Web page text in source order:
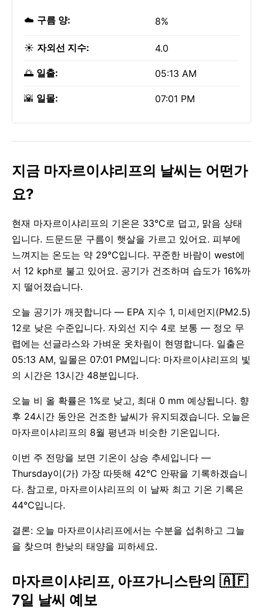
☁️ 구름 양: 8%
☀️ 자외선 지수: 4.0
🌅 일출: 05:13 AM
🌇 일몰: 07:01 PM
지금 마자르이샤리프의 날씨는 어떤가
요?
현재 마자르이샤리프의 기온은 33°C로 덥고, 맑음 상태
입니다. 드문드문 구름이 햇살을 가르고 있어요. 피부에
느껴지는 온도는 약 29°C입니다. 꾸준한 바람이 west에
서 12 kph로 불고 있어요. 공기가 건조하며 습도가 16%까
지 떨어졌습니다.
오늘 공기가 깨끗합니다 — EPA 지수 1, 미세먼지(PM2.5)
12로 낮은 수준입니다. 자외선 지수 4로 보통 — 정오 무
렵에는 선글라스와 가벼운 옷차림이 현명합니다. 일출은
05:13 AM, 일몰은 07:01 PM입니다: 마자르이샤리프의 빛
의 시간은 13시간 48분입니다.
오늘 비 올 확률은 1%로 낮고, 최대 0 mm 예상됩니다. 향
후 24시간 동안은 건조한 날씨가 유지되겠습니다. 오늘은
마자르이샤리프의 8월 평년과 비슷한 기온입니다.
이번 주 전망을 보면 기온이 상승 추세입니다 —
Thursday이(가) 가장 따뜻해 42°C 안팎을 기록하겠습니
다. 참고로, 마자르이샤리프의 이 날짜 최고 기온 기록은
44°C입니다.
결론: 오늘 마자르이샤리프에서는 수분을 섭취하고 그늘
을 찾으며 한낮의 태양을 피하세요.
마자르이샤리프, 아프가니스탄의 🇦🇫
7일 날씨 예보